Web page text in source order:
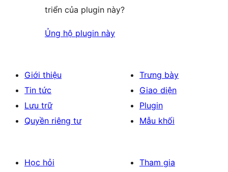
triển của plugin này?
Ủng hộ plugin này
Giới thiệu
Tin tức
Lưu trữ
Quyền riêng tư
Trưng bày
Giao diện
Plugin
Mẫu khối
Học hỏi
Tham gia